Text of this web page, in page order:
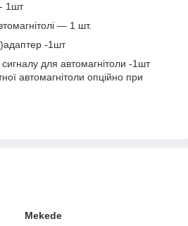
1шт
— 1 шт.
-1шт
для автомагнітоли -1шт
автомагнітоли опційно при
Mekede